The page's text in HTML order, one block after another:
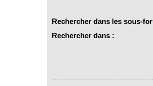
Rechercher dans les sous-
Rechercher dans :